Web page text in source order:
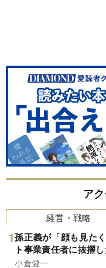
ア
経営・戦略
孫正義が「顔も見た
ト事業責任者に抜擢
小倉健一